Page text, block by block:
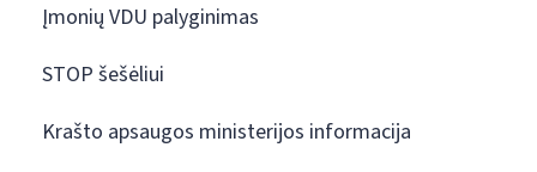
Įmonių VDU palyginimas
STOP šešėliui
Krašto apsaugos ministerijos informacija